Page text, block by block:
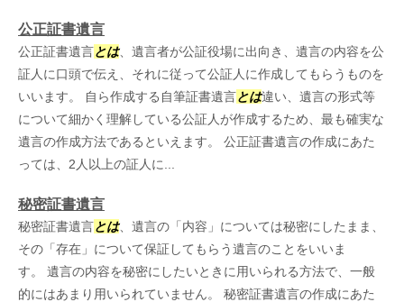
公正証書遺言
公正証書遺言とは、遺言者が公証役場に出向き、遺言の内容を公
証人に口頭で伝え、それに従って公証人に作成してもらうものを
いいます。 自ら作成する自筆証書遺言とは違い、遺言の形式等
について細かく理解している公証人が作成するため、最も確実な
遺言の作成方法であるといえます。 公正証書遺言の作成にあた
っては、2人以上の証人に...
秘密証書遺言
秘密証書遺言とは、遺言の「内容」については秘密にしたまま、
その「存在」について保証してもらう遺言のことをいいま
す。 遺言の内容を秘密にしたいときに用いられる方法で、一般
的にはあまり用いられていません。 秘密証書遺言の作成にあた